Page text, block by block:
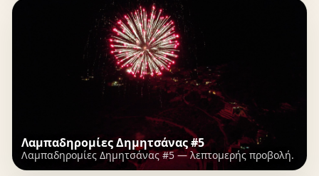
Λαμπαδηρομίες Δημητσάνας #5
Λαμπαδηρομίες Δημητσάνας #5 — λεπτομερής προβολή.